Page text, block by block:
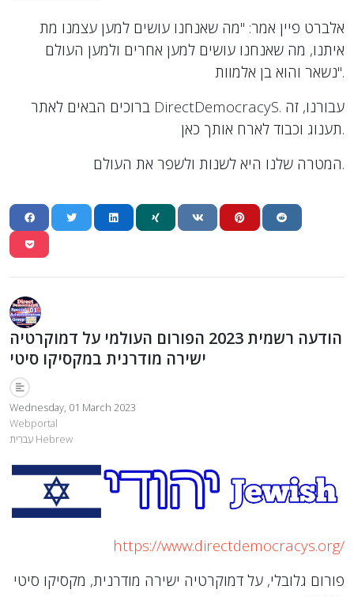
אלברט פיין אמר: "מה שאנחנו עושים למען עצמנו מת
איתנו, מה שאנחנו עושים למען אחרים ולמען העולם
נשאר והוא בן אלמוות".
ברוכים הבאים לאתר DirectDemocracyS. עבורנו, זה
תענוג וכבוד לארח אותך כאן.
המטרה שלנו היא לשנות ולשפר את העולם.
הודעה רשמית 2023 הפורום העולמי על דמוקרטיה
ישירה מודרנית במקסיקו סיטי
Wednesday, 01 March 2023
Webportal
עִברִית Hebrew
https://www.directdemocracys.org/
פורום גלובלי, על דמוקרטיה ישירה מודרנית, מקסיקו סיטי